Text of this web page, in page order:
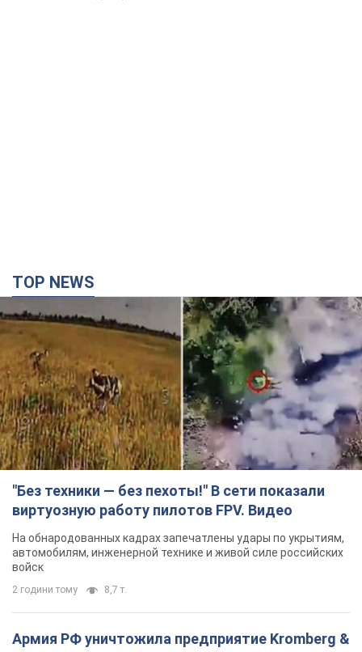
"Без техники — без пехоты!" В сети показали
виртуозную работу пилотов FPV. Видео
На обнародованных кадрах запечатлены удары по укрытиям,
автомобилям, инженерной технике и живой силе российских
войск
2 години тому 8,7 т.
Schubert в Житомире. Фото
Когда предприятие возобновит работу, пока неизвестно
2 години тому 9,5 т.
Киево-Печерскую лавру закроют 80-метровым
"монстром"? Почему киевские власти
отказались остановить строительство